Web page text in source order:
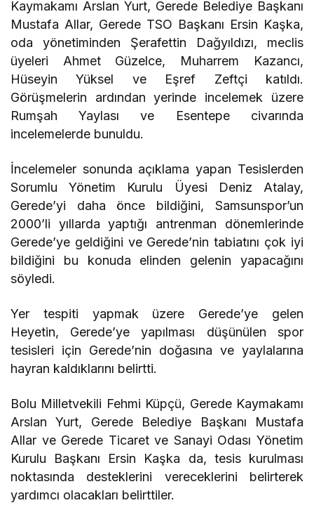
Kaymakamı Arslan Yurt, Gerede Belediye Başkanı
Mustafa Allar, Gerede TSO Başkanı Ersin Kaşka,
oda yönetiminden Şerafettin Dağyıldızı, meclis
üyeleri Ahmet Güzelce, Muharrem Kazancı,
Hüseyin Yüksel ve Eşref Zeftçi katıldı.
Görüşmelerin ardından yerinde incelemek üzere
Rumşah Yaylası ve Esentepe civarında
incelemelerde bunuldu.
İncelemeler sonunda açıklama yapan Tesislerden
Sorumlu Yönetim Kurulu Üyesi Deniz Atalay,
Gerede’yi daha önce bildiğini, Samsunspor’un
2000’li yıllarda yaptığı antrenman dönemlerinde
Gerede’ye geldiğini ve Gerede’nin tabiatını çok iyi
bildiğini bu konuda elinden gelenin yapacağını
söyledi.
Yer tespiti yapmak üzere Gerede’ye gelen
Heyetin, Gerede’ye yapılması düşünülen spor
tesisleri için Gerede’nin doğasına ve yaylalarına
hayran kaldıklarını belirtti.
Bolu Milletvekili Fehmi Küpçü, Gerede Kaymakamı
Arslan Yurt, Gerede Belediye Başkanı Mustafa
Allar ve Gerede Ticaret ve Sanayi Odası Yönetim
Kurulu Başkanı Ersin Kaşka da, tesis kurulması
noktasında desteklerini vereceklerini belirterek
yardımcı olacakları belirttiler.